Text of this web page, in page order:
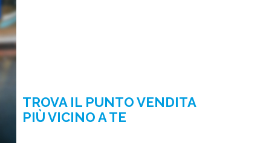
TROVA IL PUNTO VENDITA
PIÙ VICINO A TE